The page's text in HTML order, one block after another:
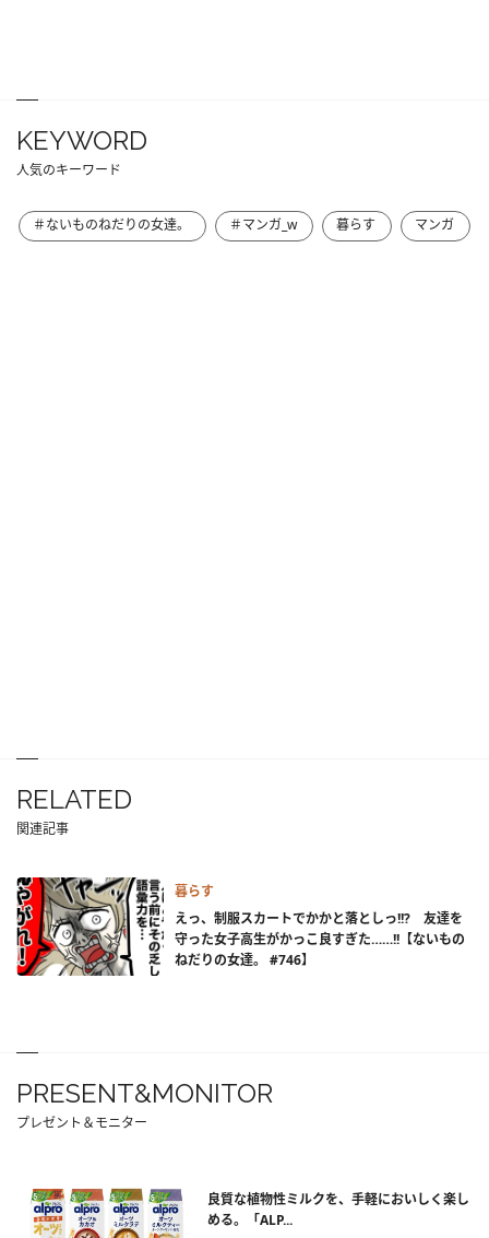
KEYWORD
人気のキーワード
＃ないものねだりの女達。 ＃マンガ_w 暮らす マンガ
RELATED
関連記事
暮らす
えっ、制服スカートでかかと落としっ!!? 友達を
守った女子高生がかっこ良すぎた……!!【ないもの
ねだりの女達。 #746】
PRESENT&MONITOR
プレゼント＆モニター
良質な植物性ミルクを、手軽においしく楽し
める。「ALP...